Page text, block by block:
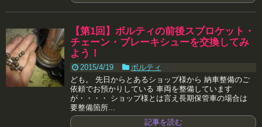
【第1回】ボルティの前後スプロケット・
チェーン・ブレーキシューを交換してみ
よう！
2015/4/19
ボルティ
ども。 先日からとあるショップ様から 納車整備のご
依頼でお預かりしている 車両を整備しています
が・・・・ ショップ様とは言え長期保管車の場合は
要整備箇所...
記事を読む